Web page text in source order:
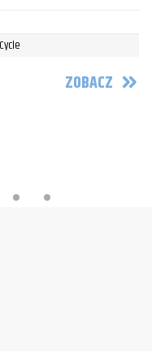
ZOBACZ